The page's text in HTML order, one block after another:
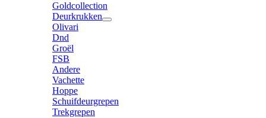
Goldcollection
Deurkrukken
Olivari
Dnd
Groël
FSB
Andere
Vachette
Hoppe
Schuifdeurgrepen
Trekgrepen